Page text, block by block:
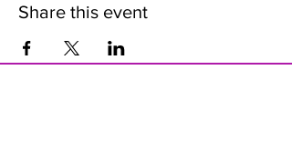
Share this event